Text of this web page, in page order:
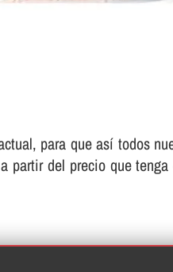
para que así­ todos
partir del precio que